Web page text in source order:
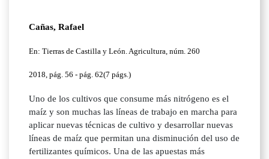
Cañas, Rafael
En: Tierras de Castilla y León. Agricultura, núm. 260
2018, pág. 56 - pág. 62(7 págs.)
Uno de los cultivos que consume más nitrógeno es el
maíz y son muchas las líneas de trabajo en marcha para
aplicar nuevas técnicas de cultivo y desarrollar nuevas
líneas de maíz que permitan una disminución del uso de
fertilizantes químicos. Una de las apuestas más